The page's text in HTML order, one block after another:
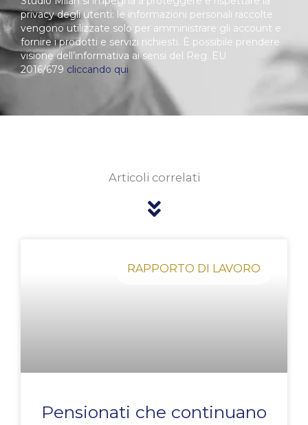
privacy degli utenti: le informazioni personali raccolte
vengono utilizzate solo per amministrare gli account e
fornire i prodotti e servizi richiesti. È possibile prendere
visione dell’informativa ai sensi del Reg. EU
2016/679 cliccando qui
Articoli correlati
RAPPORTO DI LAVORO
Pensionati che continuano